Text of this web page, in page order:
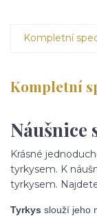
Kompletní
Kompletní
Náušnice
Krásné
tyrkysem. K
tyrkysem.
Tyrkys slouží jeho